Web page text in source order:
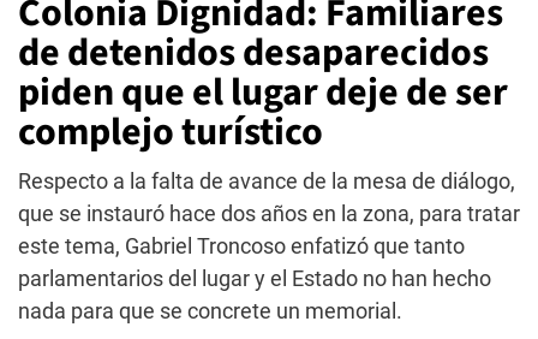
Colonia Dignidad: Familiares
de detenidos desaparecidos
piden que el lugar deje de ser
complejo turístico
Respecto a la falta de avance de la mesa de diálogo,
que se instauró hace dos años en la zona, para tratar
este tema, Gabriel Troncoso enfatizó que tanto
parlamentarios del lugar y el Estado no han hecho
nada para que se concrete un memorial.